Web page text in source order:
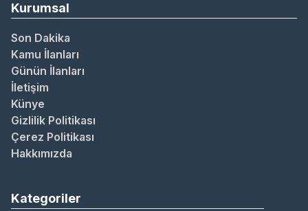
Kurumsal
Son Dakika
Kamu İlanları
Günün İlanları
İletişim
Künye
Gizlilik Politikası
Çerez Politikası
Hakkımızda
Kategoriler